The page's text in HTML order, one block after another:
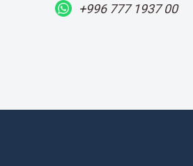
+996 777 1937 00